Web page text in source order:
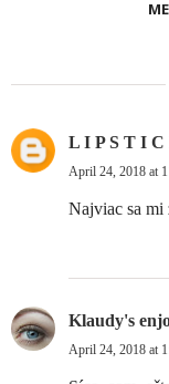
L I P S T I C
April 24, 2018 at
Najviac sa mi
Klaudy's
April 24, 2018 at